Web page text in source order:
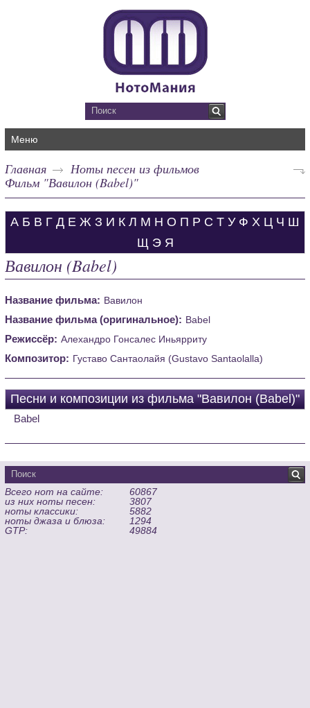
Меню
Главная
Ноты песен из фильмов
Фильм "Вавилон (Babel)"
А Б В Г Д Е Ж З И К Л М Н О П Р С Т У Ф Х Ц Ч Ш
Щ Э Я
Вавилон (Babel)
Название фильма: Вавилон
Название фильма (оригинальное): Babel
Режиссёр: Алехандро Гонсалес Иньярриту
Композитор: Густаво Сантаолайя (Gustavo Santaolalla)
Песни и композиции из фильма "Вавилон (Babel)"
Babel
Всего нот на сайте:
60867
из них ноты песен:
3807
ноты классики:
5882
ноты джаза и блюза:
1294
GTP:
49884